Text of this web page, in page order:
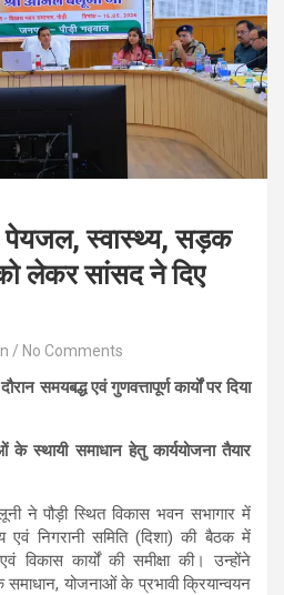
पेयजल, स्वास्थ्य, सड़क
लेकर सांसद ने दिए
No Comments
समयबद्ध एवं गुणवत्तापूर्ण कार्यों पर दिया
स्थायी समाधान हेतु कार्ययोजना तैयार
ने पौड़ी स्थित विकास भवन सभागार में
एवं निगरानी समिति (दिशा) की बैठक में
विकास कार्यों की समीक्षा की। उन्होंने
योजनाओं के प्रभावी क्रियान्वयन